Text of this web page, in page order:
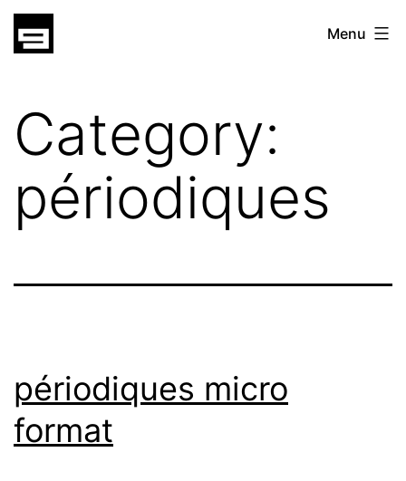
Skip
gatsu
Menu
Category:
périodiques
périodiques micro
format